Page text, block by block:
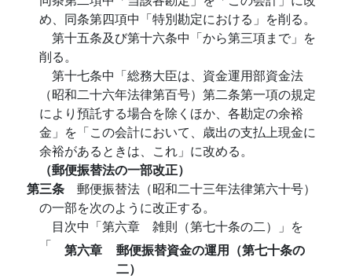
め、同条第四項中「特別勘定における」を削る。
第十五条及び第十六条中「から第三項まで」を
削る。
第十七条中「総務大臣は、資金運用部資金法
（昭和二十六年法律第百号）第二条第一項の規定
により預託する場合を除くほか、各勘定の余裕
金」を「この会計において、歳出の支払上現金に
余裕があるときは、これ」に改める。
（郵便振替法の一部改正）
第三条 郵便振替法（昭和二十三年法律第六十号）
の一部を次のように改正する。
目次中「第六章 雑則（第七十条の二）」を
「
第六章
郵便振替資金の運用（第七十条の
二）